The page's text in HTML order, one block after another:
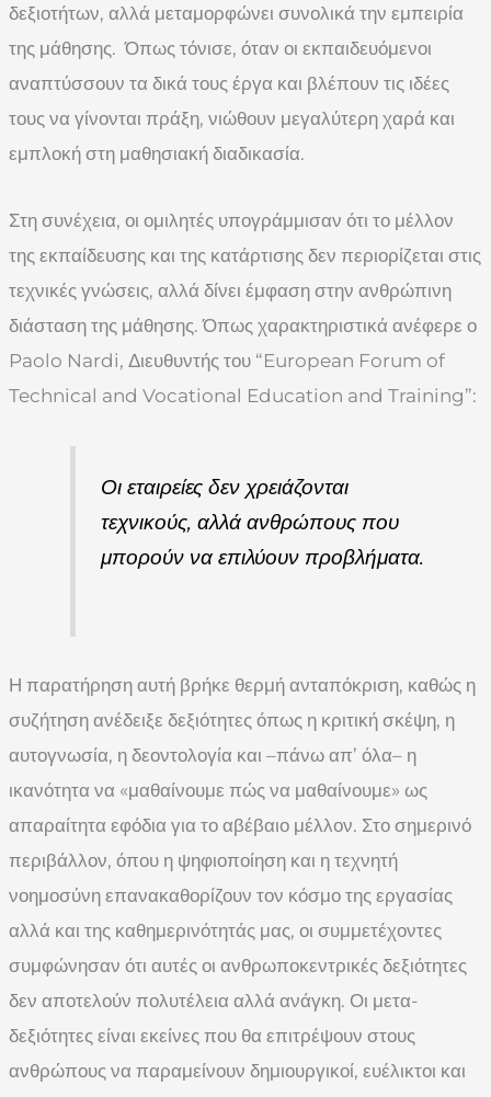
δεξιοτήτων, αλλά μεταμορφώνει συνολικά την εμπειρία
της μάθησης. Όπως τόνισε, όταν οι εκπαιδευόμενοι
αναπτύσσουν τα δικά τους έργα και βλέπουν τις ιδέες
τους να γίνονται πράξη, νιώθουν μεγαλύτερη χαρά και
εμπλοκή στη μαθησιακή διαδικασία.
Στη συνέχεια, οι ομιλητές υπογράμμισαν ότι το μέλλον
της εκπαίδευσης και της κατάρτισης δεν περιορίζεται στις
τεχνικές γνώσεις, αλλά δίνει έμφαση στην ανθρώπινη
διάσταση της μάθησης. Όπως χαρακτηριστικά ανέφερε ο
Paolo Nardi, Διευθυντής του “European Forum of
Technical and Vocational Education and Training”:
Οι εταιρείες δεν χρειάζονται
τεχνικούς, αλλά ανθρώπους που
μπορούν να επιλύουν προβλήματα.
Η παρατήρηση αυτή βρήκε θερμή ανταπόκριση, καθώς η
συζήτηση ανέδειξε δεξιότητες όπως η κριτική σκέψη, η
αυτογνωσία, η δεοντολογία και –πάνω απ’ όλα– η
ικανότητα να «μαθαίνουμε πώς να μαθαίνουμε» ως
απαραίτητα εφόδια για το αβέβαιο μέλλον. Στο σημερινό
περιβάλλον, όπου η ψηφιοποίηση και η τεχνητή
νοημοσύνη επανακαθορίζουν τον κόσμο της εργασίας
αλλά και της καθημερινότητάς μας, οι συμμετέχοντες
συμφώνησαν ότι αυτές οι ανθρωποκεντρικές δεξιότητες
δεν αποτελούν πολυτέλεια αλλά ανάγκη. Οι μετα-
δεξιότητες είναι εκείνες που θα επιτρέψουν στους
ανθρώπους να παραμείνουν δημιουργικοί, ευέλικτοι και